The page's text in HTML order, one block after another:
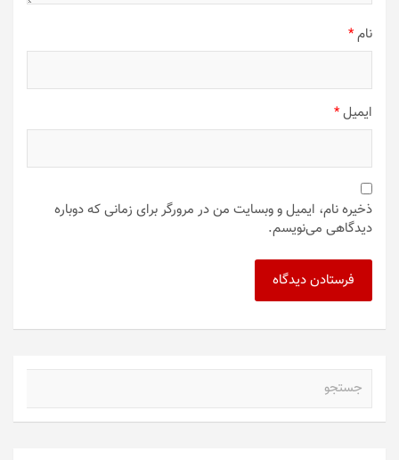
نام*
ایمیل*
ذخیره نام، ایمیل و وبسایت من در مرورگر برای زمانی که دوباره
دیدگاهی می‌نویسم.